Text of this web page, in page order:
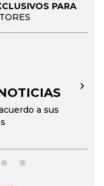
PARA
a sus
→